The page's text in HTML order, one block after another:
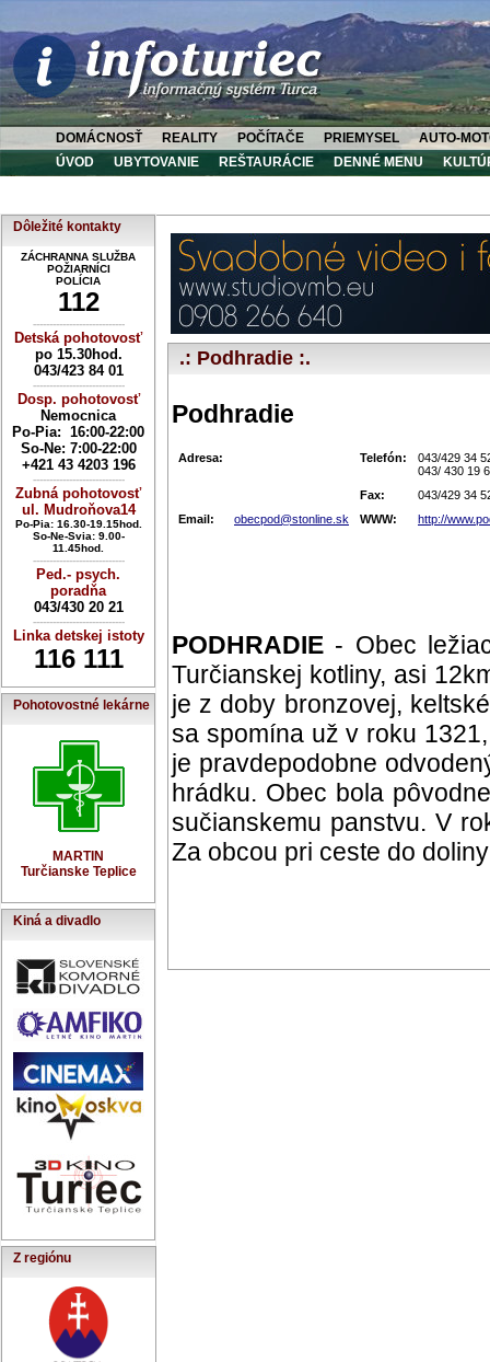
DOMÁCNOSŤ REALITY POČÍTAČE PRIEMYSEL
AUTO-
ÚVOD
UBYTOVANIE REŠTAURÁCIE DENNÉ MENU
Dôležité kontakty
ZÁCHRANNA SLUŽBA
POŽIARNÍCI
POLÍCIA
112
----------------------------
Detská pohotovosť
po 15.30hod.
043/423 84 01
----------------------------
Dosp. pohotovosť
Nemocnica
Po-Pia: 16:00-22:00
So-Ne: 7:00-22:00
+421 43 4203 196
----------------------------
Zubná pohotovosť
ul. Mudroňova14
Po-Pia: 16.30-19.15hod.
So-Ne-Svia: 9.00-
11.45hod.
----------------------------
Ped.- psych.
poradňa
043/430 20 21
----------------------------
Linka detskej istoty
116 111
Pohotovostné lekárne
MARTIN
Turčianske Teplice
Kiná a divadlo
Z regiónu
.: Podhradie :.
Podhradie
Adresa: Telefón:
043/429 34
043/ 430 19
Fax:
043/429 34
Email:
obecpod@stonline.sk WWW: http://
PODHRADIE - Obec
Turčianskej kotliny, asi
je z doby bronzovej,
sa spomína už v roku
je pravdepodobne
hrádku. Obec bola
sučianskemu panstvu. V
Za obcou pri ceste do